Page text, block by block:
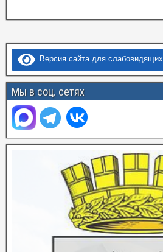
Версия сайта для слабовидящих
Мы в соц. сетях